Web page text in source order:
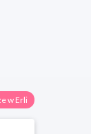
w Erli